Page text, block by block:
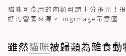
貓咪可食用的肉類可謂十分多元！
好的營養來源。 ingimage示意圖
雖然貓咪被歸類為雜食